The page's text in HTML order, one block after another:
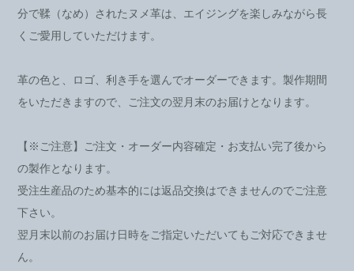
分で鞣（なめ）されたヌメ革は、エイジングを楽しみながら長
くご愛用していただけます。
革の色と、ロゴ、利き手を選んでオーダーできます。製作期間
をいただきますので、ご注文の翌月末のお届けとなります。
【※ご注意】ご注文・オーダー内容確定・お支払い完了後から
の製作となります。
受注生産品のため基本的には返品交換はできませんのでご注意
下さい。
翌月末以前のお届け日時をご指定いただいてもご対応できませ
ん。